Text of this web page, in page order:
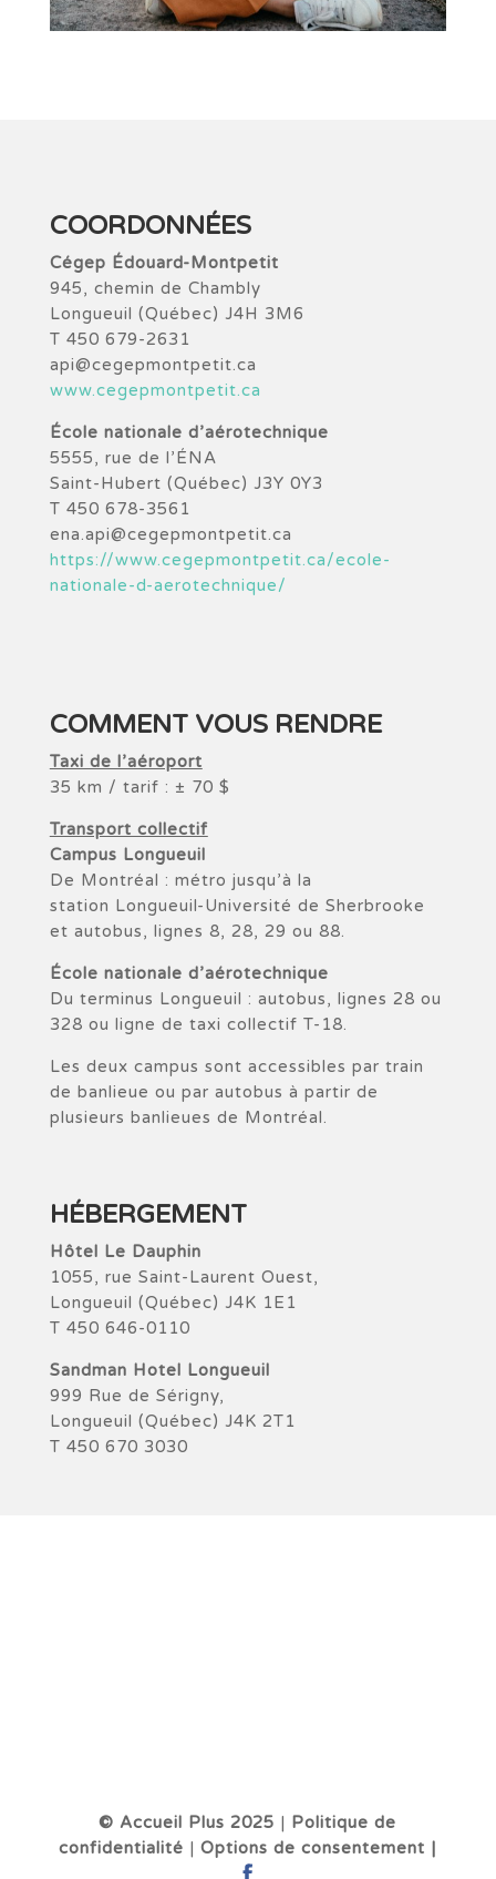
COORDONNÉES
Cégep Édouard-Montpetit
945, chemin de Chambly
Longueuil (Québec) J4H 3M6
T 450 679-2631
api@cegepmontpetit.ca
www.cegepmontpetit.ca
École nationale d’aérotechnique
5555, rue de l’ÉNA
Saint-Hubert (Québec) J3Y 0Y3
T 450 678-3561
ena.api@cegepmontpetit.ca
https://www.cegepmontpetit.ca/ecole-
nationale-d-aerotechnique/
COMMENT VOUS RENDRE
Taxi de l’aéroport
35 km / tarif : ± 70 $
Transport collectif
Campus Longueuil
De Montréal : métro jusqu’à la
station Longueuil-Université de Sherbrooke
et autobus, lignes 8, 28, 29 ou 88.
École nationale d’aérotechnique
Du terminus Longueuil : autobus, lignes 28 ou
328 ou ligne de taxi collectif T-18.
Les deux campus sont accessibles par train
de banlieue ou par autobus à partir de
plusieurs banlieues de Montréal.
HÉBERGEMENT
Hôtel Le Dauphin
1055, rue Saint-Laurent Ouest,
Longueuil (Québec) J4K 1E1
T 450 646-0110
Sandman Hotel Longueuil
999 Rue de Sérigny,
Longueuil (Québec) J4K 2T1
T 450 670 3030
© Accueil Plus 2025 | Politique de
confidentialité |Options de consentement |